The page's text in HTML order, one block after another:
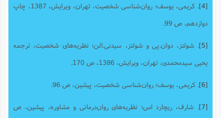
. کریمی، یوسف؛ روان‌شناسی شخصیت، تهران، ویرایش، 1387، چاپ
دوازدهم، ص 99.
. شولتز، دوان.پی و شولتز، سیدنی.الن؛ نظریه‌های شخصیت، ترجمه
یحیی سیدمحمدی، تهران، ویرایش، 1386، ص 170.
. کریمی، یوسف؛ روان‌شناسی شخصیت، پیشین، ص 96.
. شارف، ریچارد اس؛ نظریه‌های روان‌درمانی و مشاوره، پیشین، ص